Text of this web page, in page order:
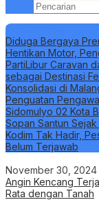
Berita Terbaru
Diduga Bergaya
Hentikan Motor,
PartiLibur Caravan
sebagai Destinasi
Konsolidasi di
Penguatan
Sidomulyo 02 Kota
Sopan Santun Sejak
Kodim Tak Hadir,
Belum Terjawab
November 30, 2024
Angin Kencang
Rata dengan Tanah